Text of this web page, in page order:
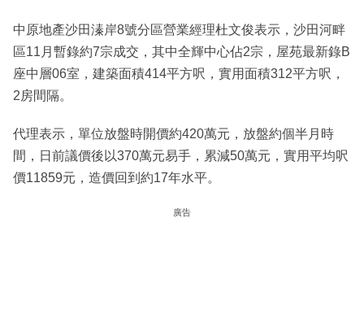
中原地產沙田溱岸8號分區營業經理杜文俊表示，沙田河畔
區11月暫錄約7宗成交，其中全輝中心佔2宗，屋苑最新錄B
座中層06室，建築面積414平方呎，實用面積312平方呎，
2房間隔。
代理表示，單位放盤時開價約420萬元，放盤約個半月時
間，日前議價後以370萬元易手，累減50萬元，實用平均呎
價11859元，造價回到約17年水平。
廣告